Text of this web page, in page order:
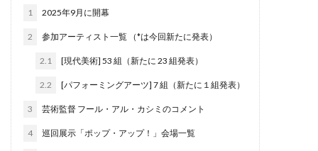
1 2025年9月に開幕
2 参加アーティスト一覧 （*は今回新たに発表）
2.1 [現代美術] 53 組（新たに 23 組発表）
2.2 [パフォーミングアーツ] 7 組（新たに１組発表）
3 芸術監督 フール・アル・カシミのコメント
4 巡回展示「ポップ・アップ！」会場一覧